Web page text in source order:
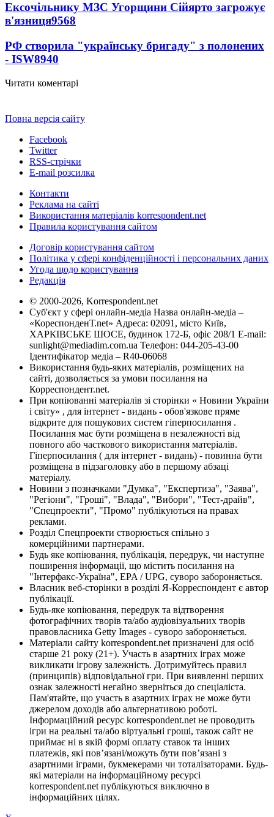
Ексочільнику МЗС Угорщини Сійярто загрожує
в'язниця9568
РФ створила "українську бригаду" з полонених
- ISW8940
Читати коментарі
Повна версія сайту
Facebook
Twitter
RSS-стрічки
E-mail розсилка
Контакти
Реклама на сайті
Використання матеріалів korrespondent.net
Правила користування сайтом
Договір користування сайтом
Політика у сфері конфіденційності і персональних даних
Угода щодо користування
Редакція
© 2000-2026, Korrespondent.net
Суб'єкт у сфері онлайн-медіа Назва онлайн-медіа –
«КореспонденТ.net» Адреса: 02091, місто Київ,
ХАРКІВСЬКЕ ШОСЕ, будинок 172-Б, офіс 208/1 E-mail:
sunlight@mediadim.com.ua Телефон: 044-205-43-00
Ідентифікатор медіа – R40-06068
Використання будь-яких матеріалів, розміщених на
сайті, дозволяється за умови посилання на
Корреспондент.net.
При копіюванні матеріалів зі сторінки « Новини України
і світу» , для інтернет - видань - обов'язкове пряме
відкрите для пошукових систем гіперпосилання .
Посилання має бути розміщена в незалежності від
повного або часткового використання матеріалів.
Гіперпосилання ( для інтернет - видань) - повинна бути
розміщена в підзаголовку або в першому абзаці
матеріалу.
Новини з позначками "Думка", "Експертиза", "Заява",
"Регіони", "Гроші", "Влада", "Вибори", "Тест-драйв",
"Спецпроекти", "Промо" публікуються на правах
реклами.
Розділ Спецпроекти створюється спільно з
комерційними партнерами.
Будь яке копіювання, публікація, передрук, чи наступне
поширення інформації, що містить посилання на
"Інтерфакс-Україна", EPA / UPG, суворо забороняється.
Власник веб-сторінки в розділі Я-Корреспондент є автор
публікації.
Будь-яке копіювання, передрук та відтворення
фотографічних творів та/або аудіовізуальних творів
правовласника Getty Images - суворо забороняється.
Матеріали сайту korrespondent.net призначені для осіб
старше 21 року (21+). Участь в азартних іграх може
викликати ігрову залежність. Дотримуйтесь правил
(принципів) відповідальної гри. При виявленні перших
ознак залежності негайно зверніться до спеціаліста.
Пам'ятайте, що участь в азартних іграх не може бути
джерелом доходів або альтернативою роботі.
Інформаційний ресурс korrespondent.net не проводить
ігри на реальні та/або віртуальні гроші, також сайт не
приймає ні в якій формі оплату ставок та інших
платежів, які пов’язані/можуть бути пов’язані з
азартними іграми, букмекерами чи тоталізаторами. Будь-
які матеріали на інформаційному ресурсі
korrespondent.net публікуються виключно в
інформаційних цілях.